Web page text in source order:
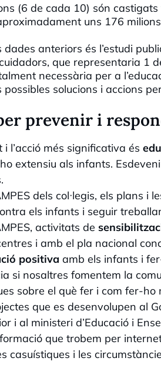
(6 de cada 10) són
uns 176
anteriors és l’estudi
que representaria 1
necessària per a
possibles solucions i accions
prevenir i
l’acció més significativa és
extensiu als infants.
dels col·legis, els plans i
els infants i seguir
activitats de
i amb el pla nacional
positiva amb els infants i
si nosaltres fomentem la
sobre el què fer i com fer-ho
que es desenvolupen al
i al ministeri d’Educació i
que trobem per
casuístiques i les